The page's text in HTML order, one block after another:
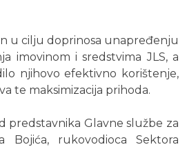
u cilju doprinosa unapređenju
imovinom i sredstvima JLS, a
njihovo efektivno korištenje,
te maksimizacija prihoda.
predstavnika Glavne službe za
Bojića, rukovodioca Sektora